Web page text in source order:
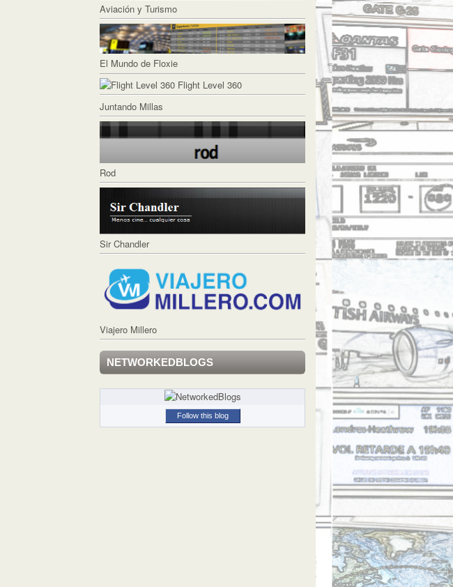
Aviación y Turismo
El Mundo de Floxie
Flight Level 360
Juntando Millas
Rod
Sir Chandler
Viajero Millero
NETWORKEDBLOGS
Follow this blog